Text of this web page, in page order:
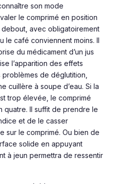
son mode
le comprimé en position
avec obligatoirement
le café conviennent moins. Il
du médicament d’un jus
l’apparition des effets
de déglutition,
cuillère à soupe d’eau. Si la
trop élevée, le comprimé
Il suffit de prendre le
et de le casser
sur le comprimé. Ou bien de
solide en appuyant
à jeun permettra de ressentir